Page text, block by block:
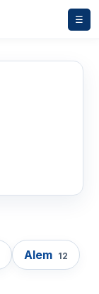
☰
Alem 12